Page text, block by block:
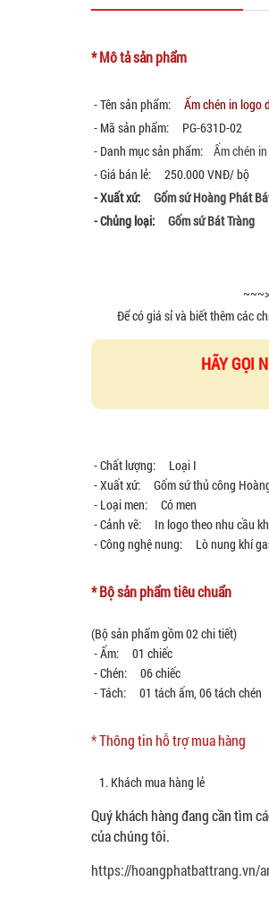
* Mô tả sản phẩm
- Tên sản phẩm:
Ấm chén in logo
- Mã sản phẩm: PG-631D-02
- Danh mục sản phẩm: Ấm chén
- Giá bán lẻ: 250.000 VNĐ/ bộ
- Xuất xứ: Gốm sứ Hoàng Phát
- Chủng loại: Gốm sứ Bát Tràng
Để có giá sỉ và biết thêm các
HÃY GỌI
- Chất lượng: Loại I
- Xuất xứ: Gốm sứ thủ công
- Loại men: Có men
- Cảnh vẽ: In logo theo nhu cầu
- Công nghệ nung: Lò nung khí
* Bộ sản phẩm tiêu chuẩn
(Bộ sản phẩm gồm 02 chi tiết)
- Ấm: 01 chiếc
- Chén: 06 chiếc
- Tách: 01 tách ấm, 06 tách chén
* Thông tin hỗ trợ mua hàng
1. Khách mua hàng lẻ
Quý khách hàng đang cần tìm
của chúng tôi.
https://hoangphatbattrang.vn/